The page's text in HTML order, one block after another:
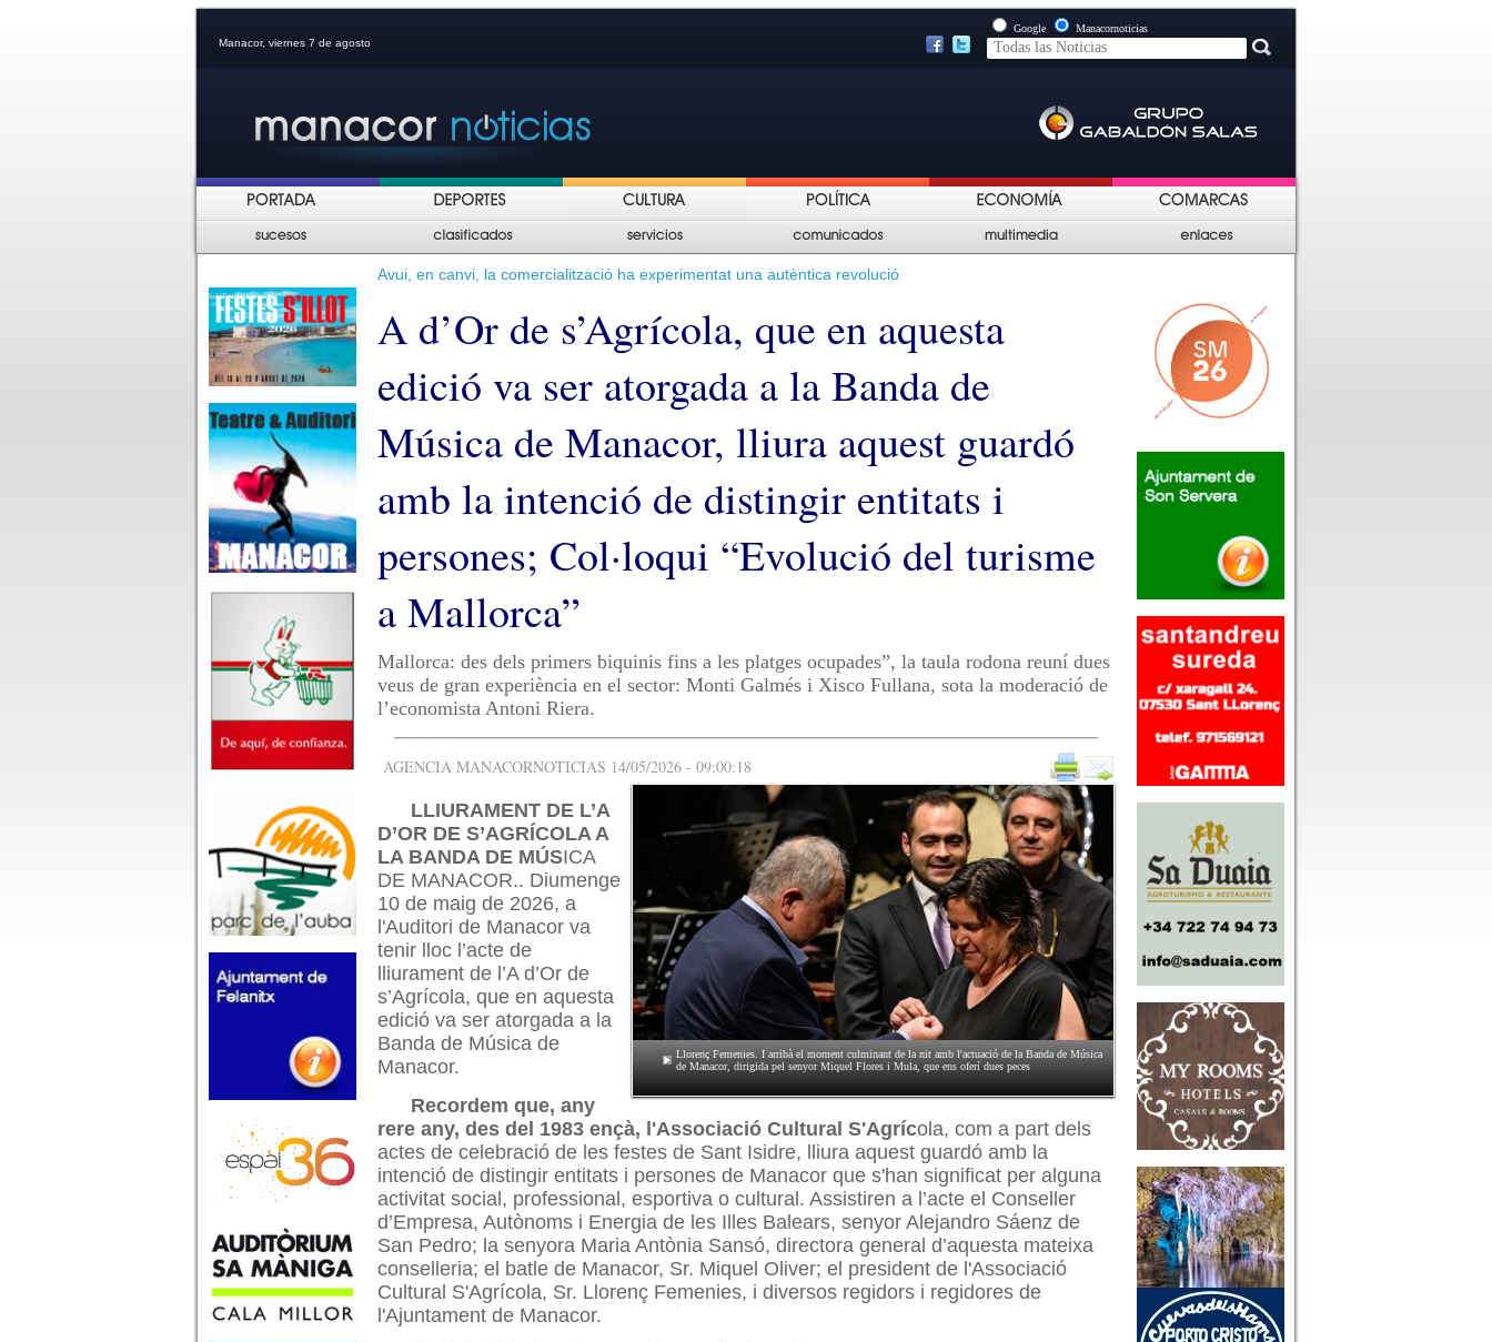
Manacor, viernes 7 de agosto
Google Manacornoticias
Avui, en canvi, la comercialització ha experimentat una autèntica revolució
A d’Or de s’Agrícola, que en aquesta
edició va ser atorgada a la Banda de
Música de Manacor, lliura aquest guardó
amb la intenció de distingir entitats i
persones; Col·loqui “Evolució del turisme
a Mallorca”
Mallorca: des dels primers biquinis fins a les platges ocupades”, la taula rodona reuní dues
veus de gran experiència en el sector: Monti Galmés i Xisco Fullana, sota la moderació de
l’economista Antoni Riera.
AGENCIA MANACORNOTICIAS 14/05/2026 - 09:00:18
Llorenç Femenies. I arribà el moment culminant de la nit amb l'actuació de la Banda de Música
de Manacor, dirigida pel senyor Miquel Flores i Mula, que ens oferí dues peces
LLIURAMENT DE L’A
D’OR DE S’AGRÍCOLA A
LA BANDA DE MÚSICA
DE MANACOR.. Diumenge
10 de maig de 2026, a
l'Auditori de Manacor va
tenir lloc l’acte de
lliurament de l’A d’Or de
s’Agrícola, que en aquesta
edició va ser atorgada a la
Banda de Música de
Manacor.
Recordem que, any
rere any, des del 1983 ençà, l'Associació Cultural S'Agrícola, com a part dels
actes de celebració de les festes de Sant Isidre, lliura aquest guardó amb la
intenció de distingir entitats i persones de Manacor que s'han significat per alguna
activitat social, professional, esportiva o cultural. Assistiren a l’acte el Conseller
d’Empresa, Autònoms i Energia de les Illes Balears, senyor Alejandro Sáenz de
San Pedro; la senyora Maria Antònia Sansó, directora general d’aquesta mateixa
conselleria; el batle de Manacor, Sr. Miquel Oliver; el president de l'Associació
Cultural S'Agrícola, Sr. Llorenç Femenies, i diversos regidors i regidores de
l'Ajuntament de Manacor.